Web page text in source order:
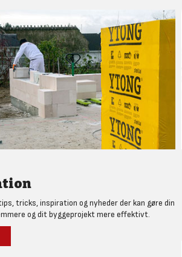
tricks, inspiration og nyheder der kan gøre din
og dit byggeprojekt mere effektivt.